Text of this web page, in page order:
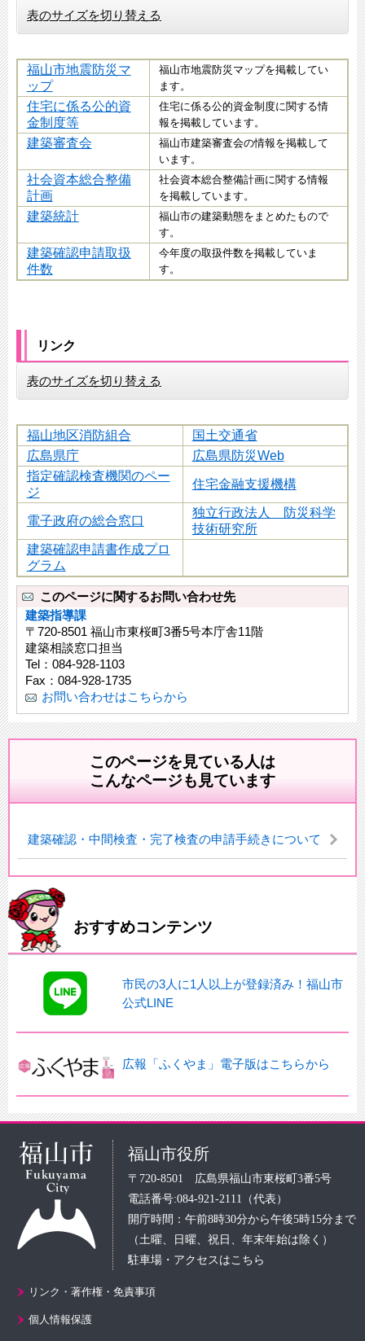
表のサイズを切り替える
福山市地震防災マ
ップ
福山市地震防災マップを掲載してい
ます。
住宅に係る公的資
金制度等
住宅に係る公的資金制度に関する情
報を掲載しています。
建築審査会
福山市建築審査会の情報を掲載して
います。
社会資本総合整備
計画
社会資本総合整備計画に関する情報
を掲載しています。
建築統計
福山市の建築動態をまとめたもので
す。
建築確認申請取扱
件数
今年度の取扱件数を掲載していま
す。
リンク
表のサイズを切り替える
福山地区消防組合
国土交通省
広島県庁
広島県防災Web
指定確認検査機関のペー
ジ
住宅金融支援機構
電子政府の総合窓口
独立行政法人 防災科学
技術研究所
建築確認申請書作成プロ
グラム
このページに関するお問い合わせ先
建築指導課
〒720-8501 福山市東桜町3番5号本庁舎11階
建築相談窓口担当
Tel：084-928-1103
Fax：084-928-1735
お問い合わせはこちらから
このページを見ている人は
こんなページも見ています
建築確認・中間検査・完了検査の申請手続きについて
おすすめコンテンツ
市民の3人に1人以上が登録済み！福山市
公式LINE
広報「ふくやま」電子版はこちらから
福山市役所
〒720-8501 広島県福山市東桜町3番5号
電話番号:084-921-2111（代表）
開庁時間：午前8時30分から午後5時15分まで
（土曜、日曜、祝日、年末年始は除く）
駐車場・アクセスはこちら
リンク・著作権・免責事項
個人情報保護